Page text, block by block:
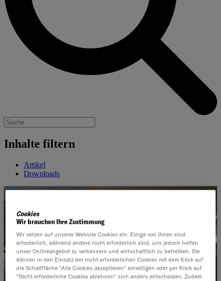
Inhalte filtern
Artikel
Downloads
Cookies
Wir brauchen Ihre Zustimmung
Wir setzen auf unserer Website Cookies ein. Einige von ihnen sind
erforderlich, während andere nicht erforderlich sind, uns jedoch helfen
unser Onlineangebot zu verbessern und wirtschaftlich zu betreiben. Sie
können in den Einsatz der nicht erforderlichen Cookies mit dem Klick auf
die Schaltfläche "Alle Cookies akzeptieren" einwilligen oder per Klick auf
"Nicht erforderliche Cookies ablehnen" sich anders entscheiden. Zudem